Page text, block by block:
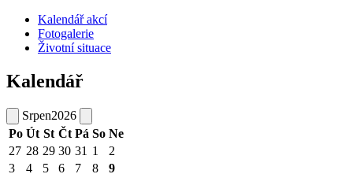
Kalendář akcí
Fotogalerie
Životní situace
Kalendář
Srpen2026
Po Út St Čt Pá So Ne
27 28 29 30 31 1
2
3
4 5 6 7 8 9